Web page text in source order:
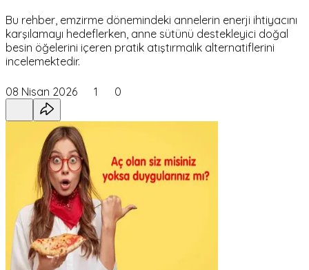
Bu rehber, emzirme dönemindeki annelerin enerji ihtiyacını
karşılamayı hedeflerken, anne sütünü destekleyici doğal
besin öğelerini içeren pratik atıştırmalık alternatiflerini
incelemektedir.
08 Nisan 2026 1 0